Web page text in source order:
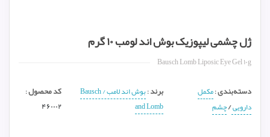
ژل چشمی لیپوزیک بوش اند لومب ۱۰ گرم
Bausch Lomb Liposic Eye Gel ۱۰g
دسته‌بندی:مکمل
دارویی/چشم
برند:
بوش اند لامب / Bausch
and Lomb
کد محصول:
۴۶۰۰۰۲